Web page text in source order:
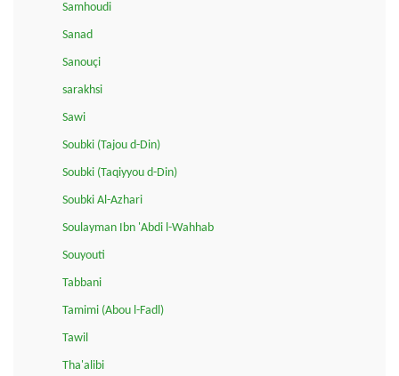
Samhoudi
Sanad
Sanouçi
sarakhsi
Sawi
Soubki (Tajou d-Din)
Soubki (Taqiyyou d-Din)
Soubki Al-Azhari
Soulayman Ibn 'Abdi l-Wahhab
Souyouti
Tabbani
Tamimi (Abou l-Fadl)
Tawil
Tha'alibi